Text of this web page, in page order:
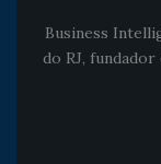
Business
do RJ,